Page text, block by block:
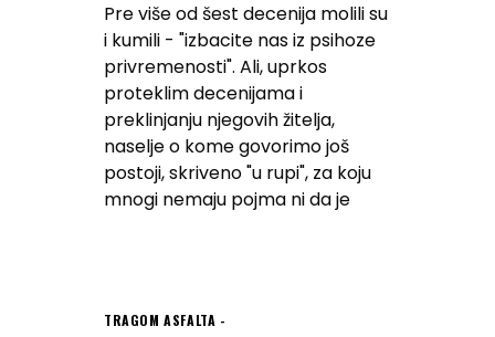
Pre više od šest decenija molili su
i kumili - "izbacite nas iz psihoze
privremenosti". Ali, uprkos
proteklim decenijama i
preklinjanju njegovih žitelja,
naselje o kome govorimo još
postoji, skriveno "u rupi", za koju
mnogi nemaju pojma ni da je
TRAGOM ASFALTA